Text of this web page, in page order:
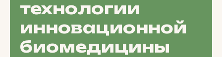
технологии
инновационной
биомедицины